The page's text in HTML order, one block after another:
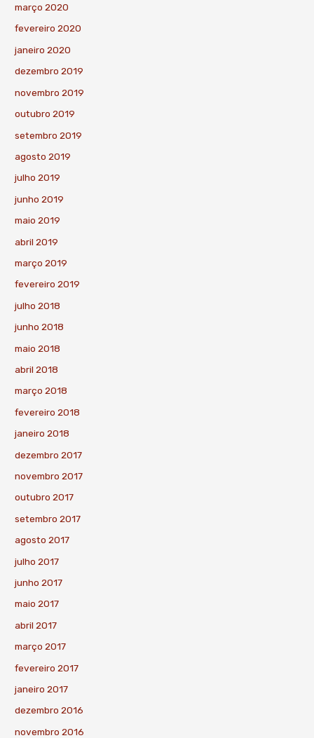
março 2020
fevereiro 2020
janeiro 2020
dezembro 2019
novembro 2019
outubro 2019
setembro 2019
agosto 2019
julho 2019
junho 2019
maio 2019
abril 2019
março 2019
fevereiro 2019
julho 2018
junho 2018
maio 2018
abril 2018
março 2018
fevereiro 2018
janeiro 2018
dezembro 2017
novembro 2017
outubro 2017
setembro 2017
agosto 2017
julho 2017
junho 2017
maio 2017
abril 2017
março 2017
fevereiro 2017
janeiro 2017
dezembro 2016
novembro 2016